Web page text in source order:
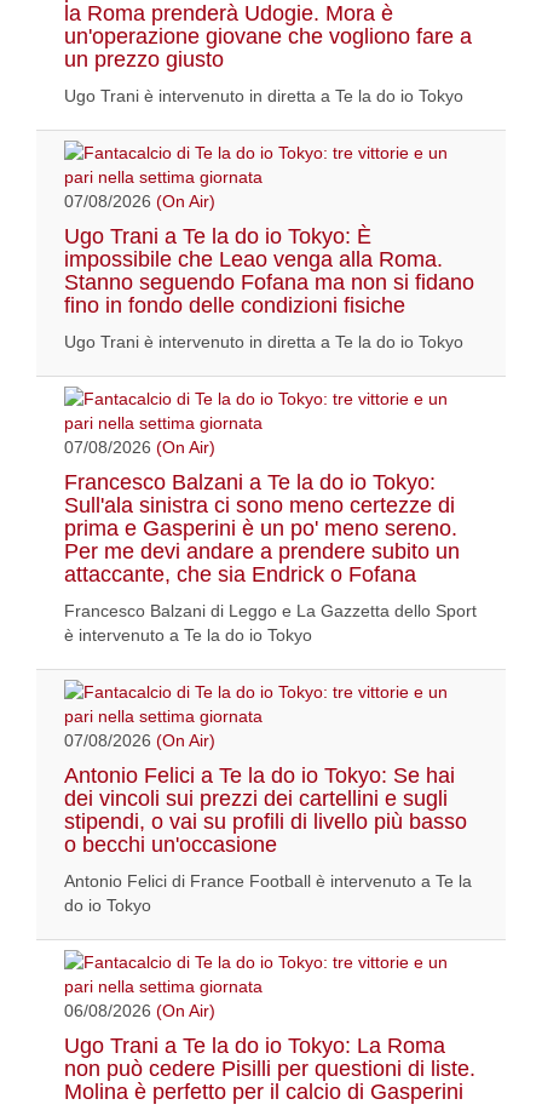
la Roma prenderà Udogie. Mora è
un'operazione giovane che vogliono fare a
un prezzo giusto
Ugo Trani è intervenuto in diretta a Te la do io Tokyo
07/08/2026 (On Air)
Ugo Trani a Te la do io Tokyo: È
impossibile che Leao venga alla Roma.
Stanno seguendo Fofana ma non si fidano
fino in fondo delle condizioni fisiche
Ugo Trani è intervenuto in diretta a Te la do io Tokyo
07/08/2026 (On Air)
Francesco Balzani a Te la do io Tokyo:
Sull'ala sinistra ci sono meno certezze di
prima e Gasperini è un po' meno sereno.
Per me devi andare a prendere subito un
attaccante, che sia Endrick o Fofana
Francesco Balzani di Leggo e La Gazzetta dello Sport
è intervenuto a Te la do io Tokyo
07/08/2026 (On Air)
Antonio Felici a Te la do io Tokyo: Se hai
dei vincoli sui prezzi dei cartellini e sugli
stipendi, o vai su profili di livello più basso
o becchi un'occasione
Antonio Felici di France Football è intervenuto a Te la
do io Tokyo
06/08/2026 (On Air)
Ugo Trani a Te la do io Tokyo: La Roma
non può cedere Pisilli per questioni di liste.
Molina è perfetto per il calcio di Gasperini